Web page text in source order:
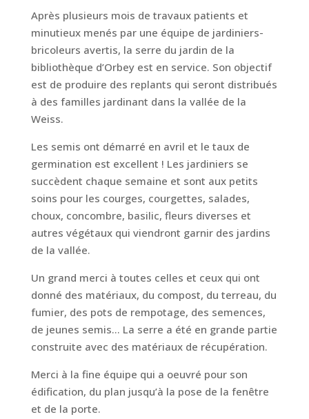
Après plusieurs mois de travaux patients et
minutieux menés par une équipe de jardiniers-
bricoleurs avertis, la serre du jardin de la
bibliothèque d’Orbey est en service. Son objectif
est de produire des replants qui seront distribués
à des familles jardinant dans la vallée de la
Weiss.
Les semis ont démarré en avril et le taux de
germination est excellent ! Les jardiniers se
succèdent chaque semaine et sont aux petits
soins pour les courges, courgettes, salades,
choux, concombre, basilic, fleurs diverses et
autres végétaux qui viendront garnir des jardins
de la vallée.
Un grand merci à toutes celles et ceux qui ont
donné des matériaux, du compost, du terreau, du
fumier, des pots de rempotage, des semences,
de jeunes semis… La serre a été en grande partie
construite avec des matériaux de récupération.
Merci à la fine équipe qui a oeuvré pour son
édification, du plan jusqu’à la pose de la fenêtre
et de la porte.